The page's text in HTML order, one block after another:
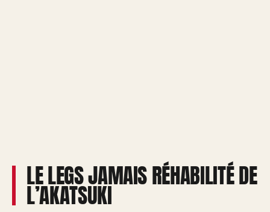
LE LEGS JAMAIS RÉHABILITÉ DE
L’AKATSUKI